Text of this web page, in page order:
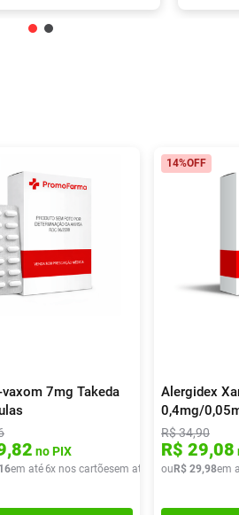
7mg Takeda
,82 no PIX
16em até6x nos cartõesem até x de R$ 46,36
14%OFF
Alergidex
0,4mg/
R$34,90
R$ 29,08
ou R$ 29,98em